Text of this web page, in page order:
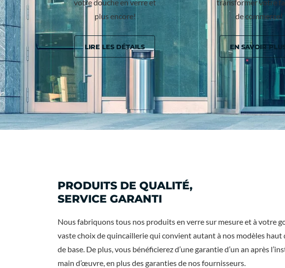
votre douche en verre et
plus encore!
LIRE LES DÉTAILS
transformer votre
de commerce!
EN SAVOIR
PRODUITS DE QUALITÉ,
SERVICE GARANTI
Nous fabriquons tous nos produits en verre sur mesure et à votre
vaste choix de quincaillerie qui convient autant à nos modèles haut
de base. De plus, vous bénéficierez d’une garantie d’un an après
main d’œuvre, en plus des garanties de nos fournisseurs.